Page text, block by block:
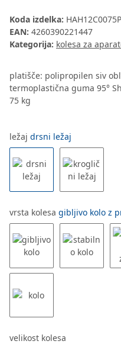
Koda izdelka:
EAN: 4260390221447
Kategorija: kolesa za
platišče: polipropilen siv
termoplastična guma 95°
75 kg
ležaj drsni ležaj
vrsta kolesa gibljivo kolo z
velikost kolesa